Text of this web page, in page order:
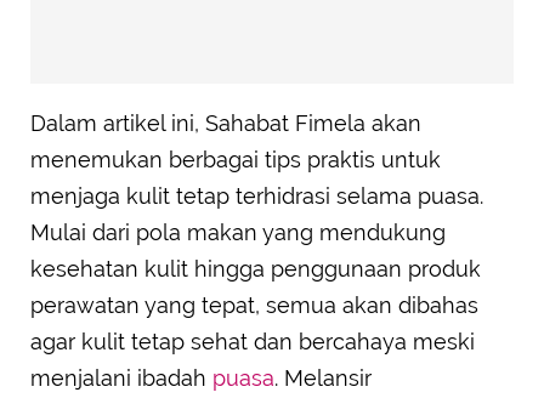
Dalam artikel ini, Sahabat Fimela akan
menemukan berbagai tips praktis untuk
menjaga kulit tetap terhidrasi selama puasa.
Mulai dari pola makan yang mendukung
kesehatan kulit hingga penggunaan produk
perawatan yang tepat, semua akan dibahas
agar kulit tetap sehat dan bercahaya meski
menjalani ibadah puasa. Melansir